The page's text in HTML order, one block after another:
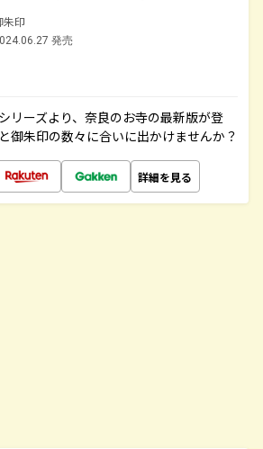
朱印
発売
リーズより、奈良のお寺の最新版が登
御朱印の数々に合いに出かけませんか？
詳細を見る